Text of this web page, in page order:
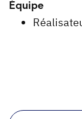
Équipe